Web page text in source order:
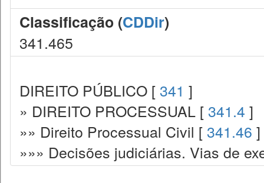
Classificação (CDDir)
341.465
DIREITO PÚBLICO [ 341 ]
» DIREITO PROCESSUAL [ 341.4 ]
»» Direito Processual Civil [ 341.46 ]
»»» Decisões judiciárias. Vias de